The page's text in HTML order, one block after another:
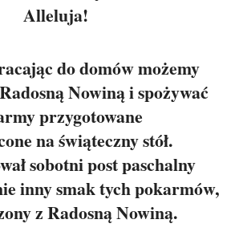
Alleluja!
do domów możemy
Nowiną i spożywać
przygotowane
na świąteczny stół.
sobotni post paschalny
inny smak tych pokarmów,
z Radosną Nowiną.